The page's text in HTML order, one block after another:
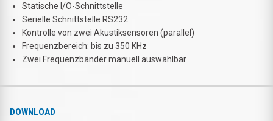
Statische I/O-Schnittstelle
Serielle Schnittstelle RS232
Kontrolle von zwei Akustiksensoren (parallel)
Frequenzbereich: bis zu 350 KHz
Zwei Frequenzbänder manuell auswählbar
DOWNLOAD